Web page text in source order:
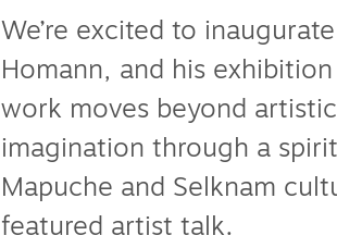
We’re excited to
Homann, and his exhibition
work moves beyond
imagination through a
Mapuche and Selknam
featured artist talk.